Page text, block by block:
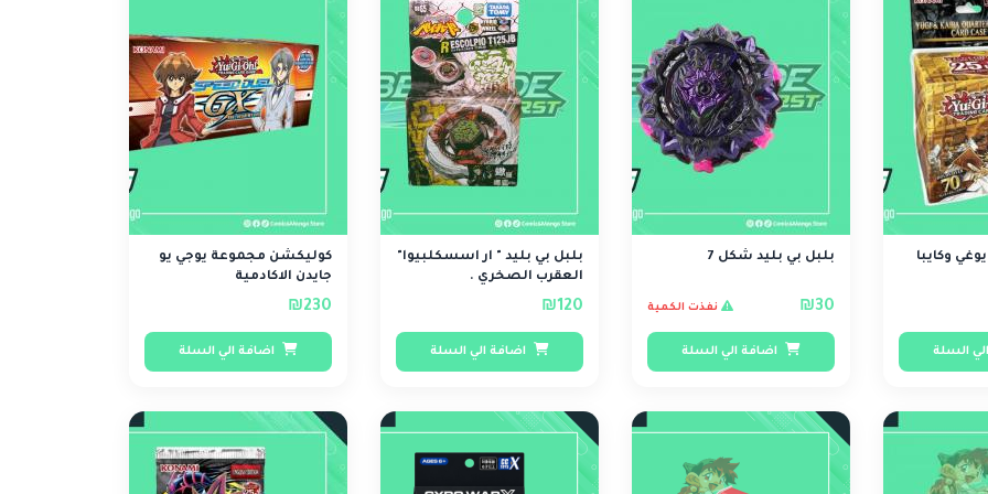
وكايبا
السلة
بلبل بي بليد شكل 7
₪30 نفذت الكمية
اضافة الي السلة
بلبل بي بليد " ار اسسكلبيوا"
العقرب الصخري .
₪120
اضافة الي السلة
كوليكشن مجموعة يوجي يو
جايدن الاكادمية
₪230
اضافة الي السلة